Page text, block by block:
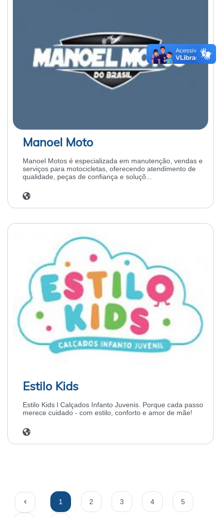
Manoel Moto
Manoel Motos é especializada em manutenção, vendas e
serviços para motocicletas, oferecendo atendimento de
qualidade, peças de confiança e soluçõ...
Estilo Kids
Estilo Kids l Calçados Infanto Juvenis. Porque cada passo
merece cuidado - com estilo, conforto e amor de mãe!
1 2 3 4 5